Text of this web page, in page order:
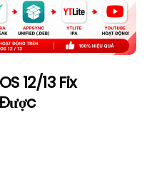
12/13 Fix